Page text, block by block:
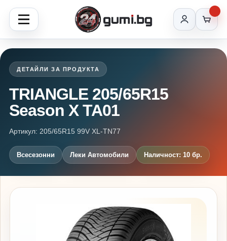
ДЕТАЙЛИ ЗА ПРОДУКТА
TRIANGLE 205/65R15
Season X TA01
Артикул: 205/65R15 99V XL-TN77
Всесезонни Леки Автомобили Наличност: 10 бр.